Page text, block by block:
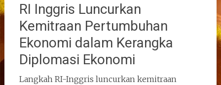
RI Inggris Luncurkan
Kemitraan Pertumbuhan
Ekonomi dalam Kerangka
Diplomasi Ekonomi
Langkah RI-Inggris luncurkan kemitraan